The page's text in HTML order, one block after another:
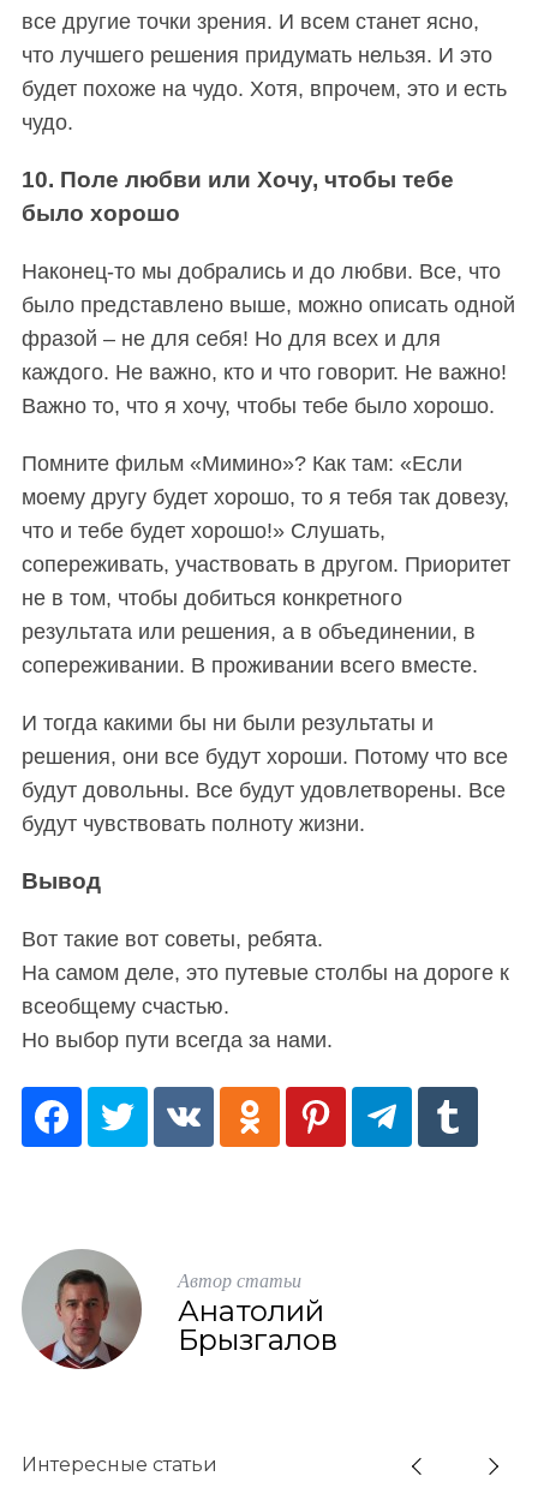
все другие точки зрения. И всем станет ясно,
что лучшего решения придумать нельзя. И это
будет похоже на чудо. Хотя, впрочем, это и есть
чудо.
10. Поле любви или Хочу, чтобы тебе
было хорошо
Наконец-то мы добрались и до любви. Все, что
было представлено выше, можно описать одной
фразой – не для себя! Но для всех и для
каждого. Не важно, кто и что говорит. Не важно!
Важно то, что я хочу, чтобы тебе было хорошо.
Помните фильм «Мимино»? Как там: «Если
моему другу будет хорошо, то я тебя так довезу,
что и тебе будет хорошо!» Слушать,
сопереживать, участвовать в другом. Приоритет
не в том, чтобы добиться конкретного
результата или решения, а в объединении, в
сопереживании. В проживании всего вместе.
И тогда какими бы ни были результаты и
решения, они все будут хороши. Потому что все
будут довольны. Все будут удовлетворены. Все
будут чувствовать полноту жизни.
Вывод
Вот такие вот советы, ребята.
На самом деле, это путевые столбы на дороге к
всеобщему счастью.
Но выбор пути всегда за нами.
Автор статьи
Анатолий
Брызгалов
Интересные статьи